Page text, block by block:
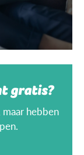
gratis?
hebben